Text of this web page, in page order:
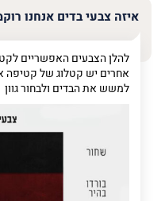
שלך
טלפון (חובה)
איזה צבעי בדים אנחנו
להלן הצבעים האפשריים
אחרים יש קטלוג של קטיפה
למשש את הבדים ולבחור גוון